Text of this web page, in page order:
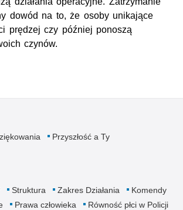
dowód na to, że osoby unikające
prędzej czy później ponoszą
czynów.
Przyszłość a Ty
Struktura Zakres Działania
Komendy
Prawa człowieka Równość płci w Policji